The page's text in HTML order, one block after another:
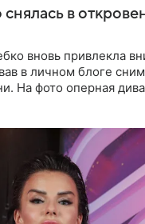
в
вновь привлекла
в личном блоге
На фото оперная дива